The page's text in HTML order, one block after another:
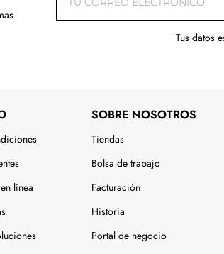
Tus datos
línea
SOBRE NOSOTROS
Tiendas
Bolsa de trabajo
Facturación
Historia
Portal de negocio